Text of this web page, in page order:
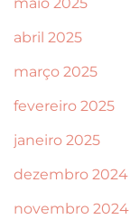
abril 2025
março 2025
fevereiro 2025
janeiro 2025
dezembro 2024
novembro 2024